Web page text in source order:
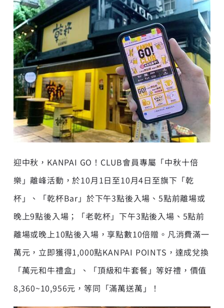
迎中秋，KANPAI GO！CLUB會員專屬「中秋十倍
樂」離峰活動，於10月1日至10月4日至旗下「乾
杯」、「乾杯Bar」於下午3點後入場、5點前離場或
晚上9點後入場；「老乾杯」下午3點後入場、5點前
離場或晚上10點後入場，享點數10倍贈。凡消費滿一
萬元，立即獲得1,000點KANPAI POINTS ，達成兌換
「萬元和牛禮盒」、「頂級和牛套餐」等好禮，價值
8,360~10,956元，等同「滿萬送萬」 ！